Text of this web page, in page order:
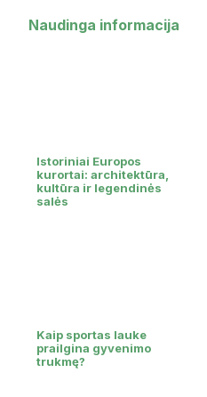
Naudinga informacija
Istoriniai Europos
kurortai: architektūra,
kultūra ir legendinės
salės
Kaip sportas lauke
prailgina gyvenimo
trukmę?